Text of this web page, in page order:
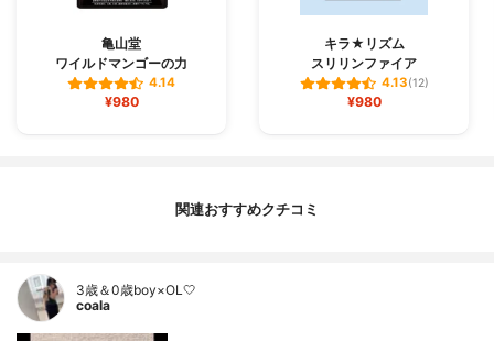
亀山堂
ワイルドマンゴーの力
4.14
¥980
キラ★リズム
スリリンファイア
4.13(12)
¥980
関連おすすめクチコミ
3歳＆0歳boy×OL🤍
coala